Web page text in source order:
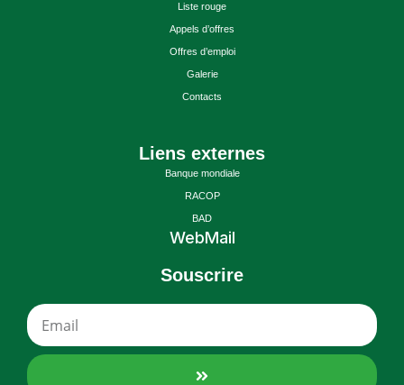
Liste rouge
Appels d’offres
Offres d’emploi
Galerie
Contacts
Liens externes
Banque mondiale
RACOP
BAD
WebMail
Souscrire